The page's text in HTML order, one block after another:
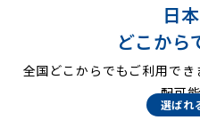
日
どこから
全国どこからでもご利用で
配可
選ばれ